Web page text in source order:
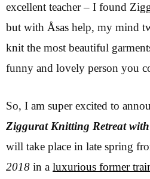
excellent teacher – I found
but with Åsas help, my mind
knit the most beautiful
funny and lovely person you
So, I am super excited to
Ziggurat Knitting Retreat
will take place in late spring
2018 in a luxurious former